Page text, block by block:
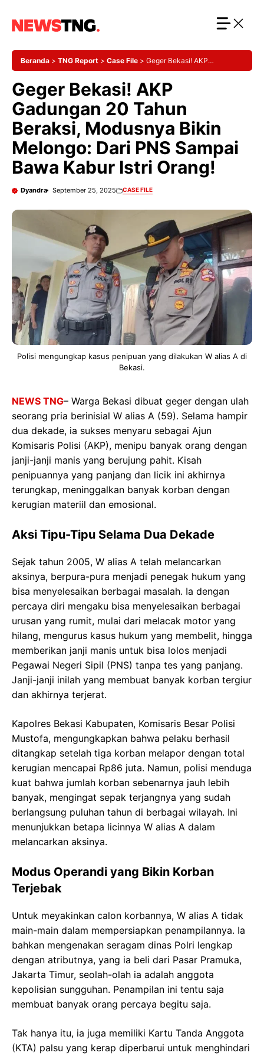
Beranda > TNG Report > Case File > Geger Bekasi! AKP
Sampai Bawa Kabur Istri Orang!
Geger Bekasi! AKP
Gadungan 20 Tahun
Beraksi, Modusnya Bikin
Melongo: Dari PNS Sampai
Bawa Kabur Istri Orang!
Dyandra September 25, 2025 CASE FILE
Polisi mengungkap kasus penipuan yang dilakukan W alias A di
Bekasi.
NEWS TNG– Warga Bekasi dibuat geger dengan ulah
seorang pria berinisial W alias A (59). Selama hampir
dua dekade, ia sukses menyaru sebagai Ajun
Komisaris Polisi (AKP), menipu banyak orang dengan
janji-janji manis yang berujung pahit. Kisah
penipuannya yang panjang dan licik ini akhirnya
terungkap, meninggalkan banyak korban dengan
kerugian materiil dan emosional.
Aksi Tipu-Tipu Selama Dua Dekade
Sejak tahun 2005, W alias A telah melancarkan
aksinya, berpura-pura menjadi penegak hukum yang
bisa menyelesaikan berbagai masalah. Ia dengan
percaya diri mengaku bisa menyelesaikan berbagai
urusan yang rumit, mulai dari melacak motor yang
hilang, mengurus kasus hukum yang membelit, hingga
memberikan janji manis untuk bisa lolos menjadi
Pegawai Negeri Sipil (PNS) tanpa tes yang panjang.
Janji-janji inilah yang membuat banyak korban tergiur
dan akhirnya terjerat.
Kapolres Bekasi Kabupaten, Komisaris Besar Polisi
Mustofa, mengungkapkan bahwa pelaku berhasil
ditangkap setelah tiga korban melapor dengan total
kerugian mencapai Rp86 juta. Namun, polisi menduga
kuat bahwa jumlah korban sebenarnya jauh lebih
banyak, mengingat sepak terjangnya yang sudah
berlangsung puluhan tahun di berbagai wilayah. Ini
menunjukkan betapa licinnya W alias A dalam
melancarkan aksinya.
Modus Operandi yang Bikin Korban
Terjebak
Untuk meyakinkan calon korbannya, W alias A tidak
main-main dalam mempersiapkan penampilannya. Ia
bahkan mengenakan seragam dinas Polri lengkap
dengan atributnya, yang ia beli dari Pasar Pramuka,
Jakarta Timur, seolah-olah ia adalah anggota
kepolisian sungguhan. Penampilan ini tentu saja
membuat banyak orang percaya begitu saja.
Tak hanya itu, ia juga memiliki Kartu Tanda Anggota
(KTA) palsu yang kerap diperbarui untuk menghindari